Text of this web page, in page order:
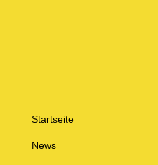
Startseite
News